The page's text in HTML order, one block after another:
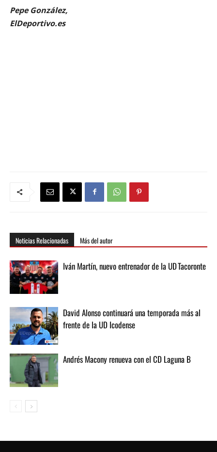
Pepe González,
ElDeportivo.es
Noticias Relacionadas Más del autor
Iván Martín, nuevo entrenador de la UD Tacoronte
David Alonso continuará una temporada más al
frente de la UD Icodense
Andrés Macony renueva con el CD Laguna B